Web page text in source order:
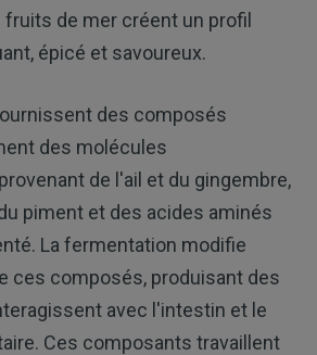
fruits de mer créent un profil
épicé et savoureux.
des composés
des molécules
de l'ail et du gingembre,
piment et des acides aminés
La fermentation modifie
ces composés, produisant des
avec l'intestin et le
Ces composants travaillent